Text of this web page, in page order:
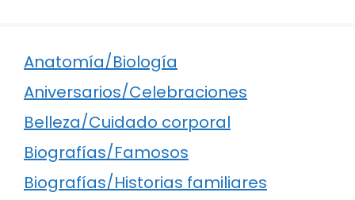
Anatomía/Biología
Aniversarios/Celebraciones
Belleza/Cuidado corporal
Biografías/Famosos
Biografías/Historias familiares